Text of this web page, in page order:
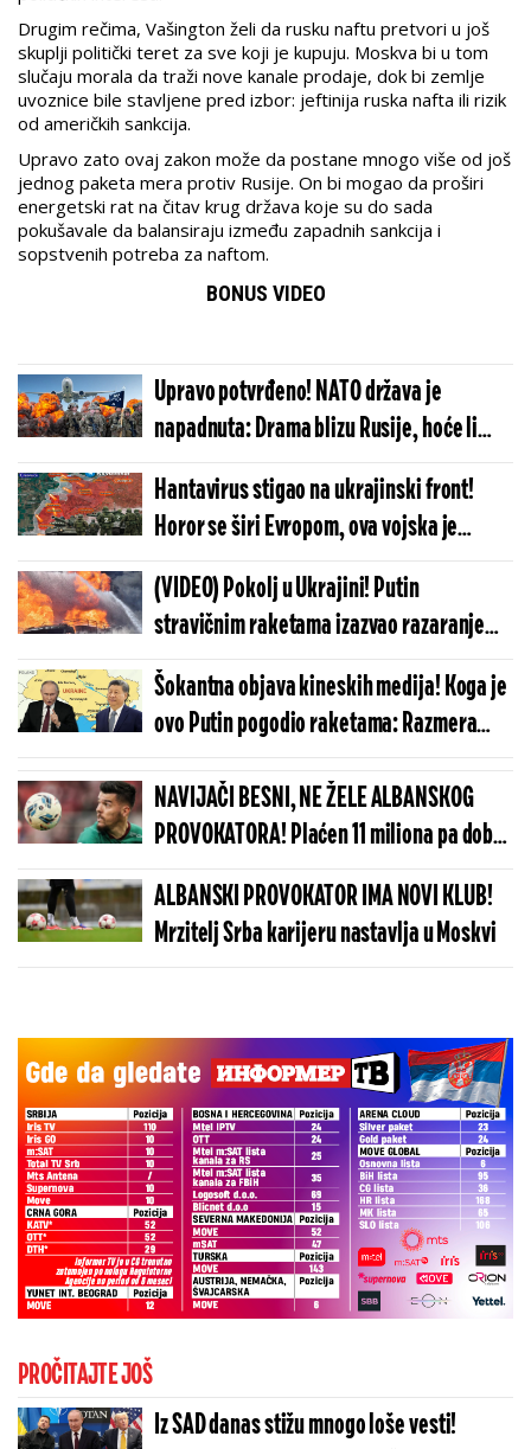
Drugim rečima, Vašington želi da rusku naftu pretvori u još
skuplji politički teret za sve koji je kupuju. Moskva bi u tom
slučaju morala da traži nove kanale prodaje, dok bi zemlje
uvoznice bile stavljene pred izbor: jeftinija ruska nafta ili rizik
od američkih sankcija.
Upravo zato ovaj zakon može da postane mnogo više od još
jednog paketa mera protiv Rusije. On bi mogao da proširi
energetski rat na čitav krug država koje su do sada
pokušavale da balansiraju između zapadnih sankcija i
sopstvenih potreba za naftom.
BONUS VIDEO
Upravo potvrđeno! NATO država je
napadnuta: Drama blizu Rusije, hoće li
Alijansa aktivirati član 5?!
Hantavirus stigao na ukrajinski front!
Horor se širi Evropom, ova vojska je
masovno zaražena - ako krene ka
zapadu...
(VIDEO) Pokolj u Ukrajini! Putin
stravičnim raketama izazvao razaranje
nesvakidašnjih razmera: Snimci lede krv u
žilama
Šokantna objava kineskih medija! Koga je
ovo Putin pogodio raketama: Razmera
uništenja je jeziva, izvršio je brutalnu
odmazdu
NAVIJAČI BESNI, NE ŽELE ALBANSKOG
PROVOKATORA! Plaćen 11 miliona pa dobio
brutalnu poruku
ALBANSKI PROVOKATOR IMA NOVI KLUB!
Mrzitelj Srba karijeru nastavlja u Moskvi
PROČITAJTE JOŠ
Iz SAD danas stižu mnogo loše vesti!